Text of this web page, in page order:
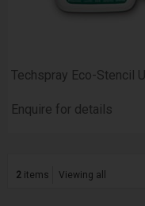
Techspray Eco-Stencil
Enquire for details
2items Viewing all